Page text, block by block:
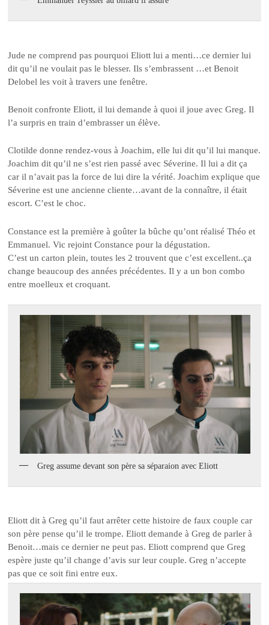
Jude ne comprend pas pourquoi Eliott lui a menti…ce dernier lui
dit qu’il ne voulait pas le blesser. Ils s’embrassent …et Benoit
Delobel les voit à travers une fenêtre.
Benoit confronte Eliott, il lui demande à quoi il joue avec Greg. Il
l’a surpris en train d’embrasser un élève.
Clotilde donne rendez-vous à Joachim, elle lui dit qu’il lui manque.
Joachim dit qu’il ne s’est rien passé avec Séverine. Il lui a dit ça
car il n’avait pas la force de lui dire la vérité. Joachim explique que
Séverine est une ancienne cliente…avant de la connaître, il était
escort. C’est le choc.
Constance est la première à goûter la bûche qu’ont réalisé Théo et
Emmanuel. Vic rejoint Constance pour la dégustation.
C’est un carton plein, toutes les 2 trouvent que c’est excellent..ça
change beaucoup des années précédentes. Il y a un bon combo
entre moelleux et croquant.
Greg assume devant son père sa séparaion avec Eliott
Eliott dit à Greg qu’il faut arrêter cette histoire de faux couple car
son père pense qu’il le trompe. Eliott demande à Greg de parler à
Benoit…mais ce dernier ne peut pas. Eliott comprend que Greg
espère juste qu’il change d’avis sur leur couple. Greg n’accepte
pas que ce soit fini entre eux.